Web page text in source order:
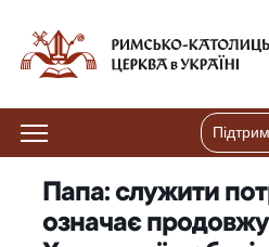
Папа: служити
означає